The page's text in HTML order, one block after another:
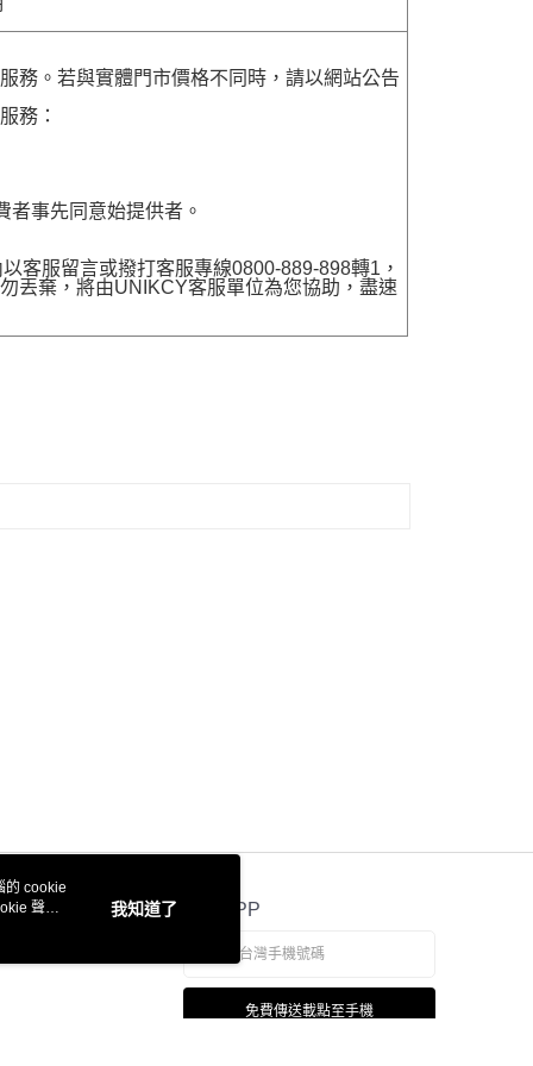
務。若與實體門市價格不同時，請以網站公告
務：
事先同意始提供者。
客服留言或撥打客服專線0800-889-898轉1，
丟棄，將由UNIKCY客服單位為您協助，盡速
官方APP
免費傳送載點至手機
的 cookie
聲明
我知道了